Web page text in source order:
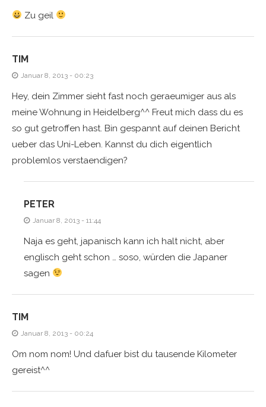
Zu geil
TIM
Januar 8, 2013 - 00:23
Hey, dein Zimmer sieht fast noch geraeumiger aus als
meine Wohnung in Heidelberg^^ Freut mich dass du es
so gut getroffen hast. Bin gespannt auf deinen Bericht
ueber das Uni-Leben. Kannst du dich eigentlich
problemlos verstaendigen?
PETER
Januar 8, 2013 - 11:44
Naja es geht, japanisch kann ich halt nicht, aber
englisch geht schon … soso, würden die Japaner
sagen
TIM
Januar 8, 2013 - 00:24
Om nom nom! Und dafuer bist du tausende Kilometer
gereist^^